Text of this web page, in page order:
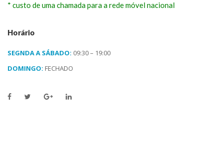
* custo de uma chamada para a rede móvel nacional
Horário
SEGNDA A SÁBADO: 09:30 – 19:00
DOMINGO: FECHADO